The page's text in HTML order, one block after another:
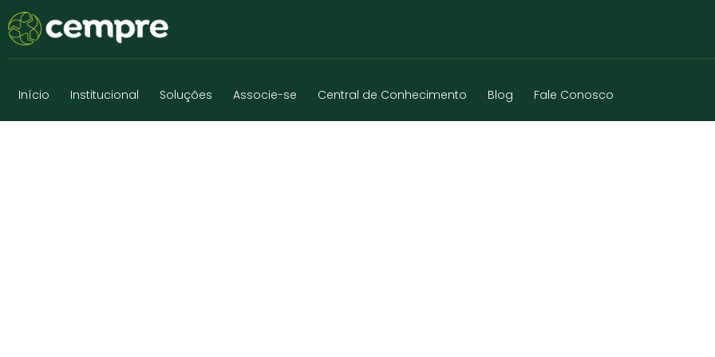
Início Institucional Soluções Associe-se Central de Conhecimento Blog Fale Conosco